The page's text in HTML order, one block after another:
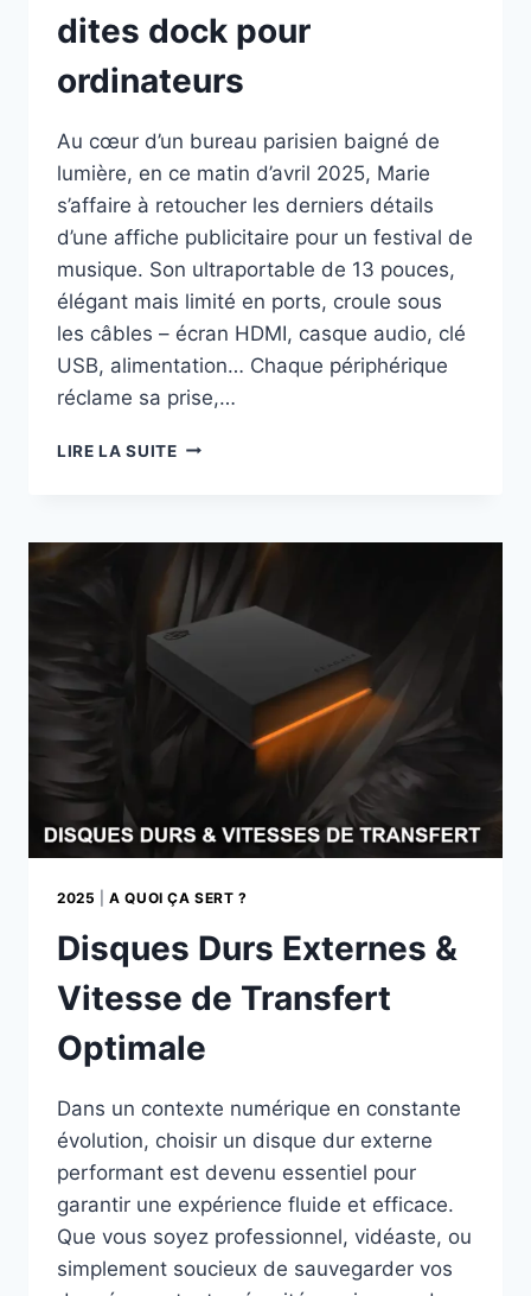
dites dock pour
ordinateurs
Au cœur d’un bureau parisien baigné de
lumière, en ce matin d’avril 2025, Marie
s’affaire à retoucher les derniers détails
d’une affiche publicitaire pour un festival de
musique. Son ultraportable de 13 pouces,
élégant mais limité en ports, croule sous
les câbles – écran HDMI, casque audio, clé
USB, alimentation… Chaque périphérique
réclame sa prise,…
LIRE LA SUITELES
DOCK
POUR
ORDINATEURS
2025 |A QUOI ÇA SERT ?
Disques Durs Externes &
Vitesse de Transfert
Optimale
Dans un contexte numérique en constante
évolution, choisir un disque dur externe
performant est devenu essentiel pour
garantir une expérience fluide et efficace.
Que vous soyez professionnel, vidéaste, ou
simplement soucieux de sauvegarder vos